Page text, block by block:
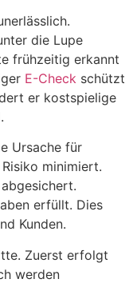
die Lupe
frühzeitig erkannt
E-Check schützt
er kostspielige
Ursache für
minimiert.
erfüllt. Dies
Kunden.
Zuerst erfolgt
werden